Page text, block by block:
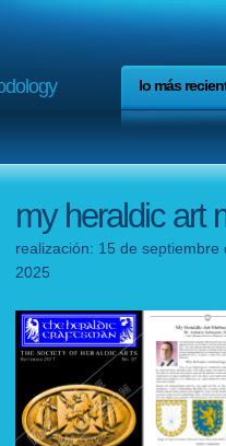
lo más
my heraldic art
realización: 15 de
2025